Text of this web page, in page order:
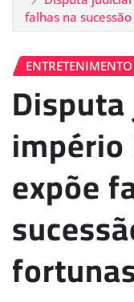
falhas na
ENTRETENIMENTO
expõe